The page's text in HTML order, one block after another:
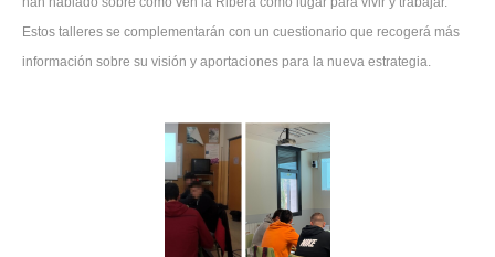
Estos talleres se complementarán con un cuestionario que recogerá más
información sobre su visión y aportaciones para la nueva estrategia.